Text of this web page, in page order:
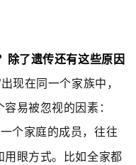
除了遗传还有这些原因
现在同一个家族中，
易被忽视的因素：
个家庭的成员，往往
用眼方式。比如全家都